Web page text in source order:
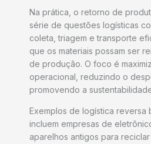
Na prática, o retorno de
série de questões logísticas
coleta, triagem e transporte
que os materiais possam ser
de produção. O foco é
operacional, reduzindo o
promovendo a
Exemplos de logística reversa
incluem empresas de
aparelhos antigos para